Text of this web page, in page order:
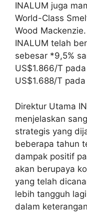
INALUM juga
World-Class
Wood
INALUM telah
sebesar *9,5%
US$1.866/T
US$1.688/T
Direktur Utama
menjelaskan
strategis yang
beberapa tahun
dampak positif
akan berupaya
yang telah
lebih tangguh
dalam